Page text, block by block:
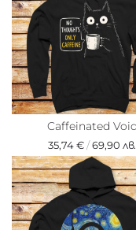
Caffeinated Void
35,74 €/69,90 лв.